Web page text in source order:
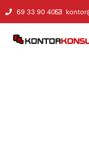
innholdet
69 33 90 40